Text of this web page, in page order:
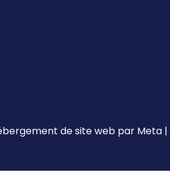
de site web par Meta |